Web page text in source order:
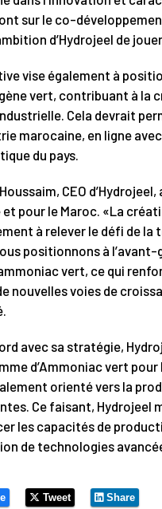
sur le co-
d’Hydrojeel de
vise également à
vert, contribuant à la
Cela devrait
marocaine, en ligne
du pays.
CEO
et pour le Maroc. «La
à relever le défi de
positionnons à l’avant-
vert, ce qui
nouvelles voies de
avec sa stratégie,
d’Ammoniac vert
orienté vers la
Ce faisant, Hydrojeel
les capacités de
de technologies
Tweet Share